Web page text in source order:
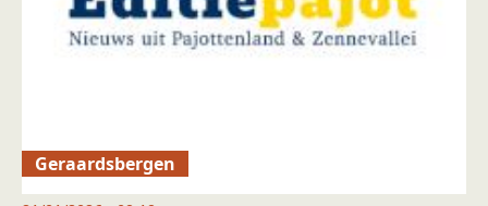
Geraardsbergen